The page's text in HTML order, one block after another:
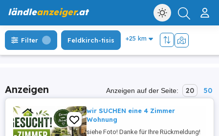
ländleanzeiger.at
Filter Feldkirch-tisis
Anzeigen Anzeigen auf der Seite: 20 50
wir SUCHEN eine 4 Zimmer
Wohnung
siehe Foto! Danke für Ihre Rückmeldung!